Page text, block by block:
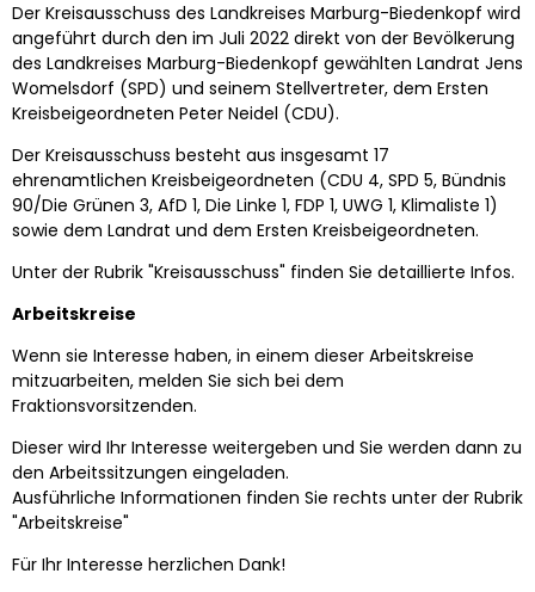
Der Kreisausschuss des Landkreises Marburg-Biedenkopf wird
angeführt durch den im Juli 2022 direkt von der Bevölkerung
des Landkreises Marburg-Biedenkopf gewählten Landrat Jens
Womelsdorf (SPD) und seinem Stellvertreter, dem Ersten
Kreisbeigeordneten Peter Neidel (CDU).
Der Kreisausschuss besteht aus insgesamt 17
ehrenamtlichen Kreisbeigeordneten (CDU 4, SPD 5, Bündnis
90/Die Grünen 3, AfD 1, Die Linke 1, FDP 1, UWG 1, Klimaliste 1)
sowie dem Landrat und dem Ersten Kreisbeigeordneten.
Unter der Rubrik "Kreisausschuss" finden Sie detaillierte Infos.
Arbeitskreise
Wenn sie Interesse haben, in einem dieser Arbeitskreise
mitzuarbeiten, melden Sie sich bei dem
Fraktionsvorsitzenden.
Dieser wird Ihr Interesse weitergeben und Sie werden dann zu
den Arbeitssitzungen eingeladen.
Ausführliche Informationen finden Sie rechts unter der Rubrik
"Arbeitskreise"
Für Ihr Interesse herzlichen Dank!